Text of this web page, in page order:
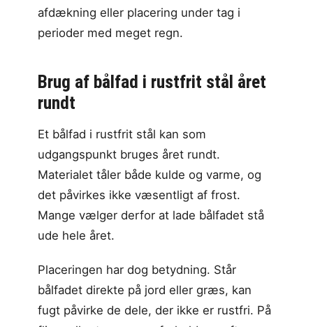
afdækning eller placering under tag i
perioder med meget regn.
Brug af bålfad i rustfrit stål året
rundt
Et bålfad i rustfrit stål kan som
udgangspunkt bruges året rundt.
Materialet tåler både kulde og varme, og
det påvirkes ikke væsentligt af frost.
Mange vælger derfor at lade bålfadet stå
ude hele året.
Placeringen har dog betydning. Står
bålfadet direkte på jord eller græs, kan
fugt påvirke de dele, der ikke er rustfri. På